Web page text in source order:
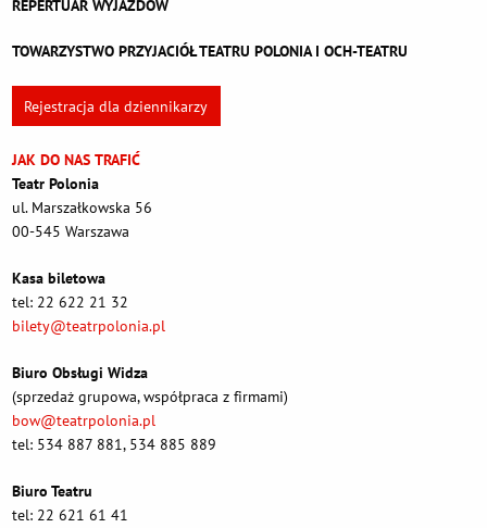
REPERTUAR WYJAZDÓW
TOWARZYSTWO PRZYJACIÓŁ TEATRU POLONIA I OCH-TEATRU
Rejestracja dla dziennikarzy
JAK DO NAS TRAFIĆ
Teatr Polonia
ul. Marszałkowska 56
00-545 Warszawa
Kasa biletowa
tel: 22 622 21 32
bilety@teatrpolonia.pl
Biuro Obsługi Widza
(sprzedaż grupowa, współpraca z firmami)
bow@teatrpolonia.pl
tel: 534 887 881, 534 885 889
Biuro Teatru
tel: 22 621 61 41